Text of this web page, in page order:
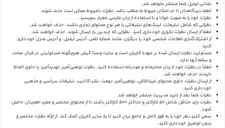
نشانی ایمیل شما منتشر نخواهد شد.
لطفا دیدگاهتان تا حد امکان مربوط به مطلب باشد. نظرات نامربوط ممکن است حذف شوند.
نظرات خود را به صورت خوانا و با استفاده از زبان فارسی معیار بنویسید.
نظراتی که شامل تبلیغات، لینک‌های تبلیغاتی یا هر نوع محتوای تجاری باشند، حذف خواهند شد.
لطفاً از ارسال نظرات تکراری خودداری کنید. نظراتی که چندین بار ارسال شوند، حذف خواهند شد.
از اشتراک‌گذاری اطلاعات شخصی خود یا دیگران، مانند شماره تلفن، آدرس ایمیل، و آدرس منزل خودداری
کنید.
مسئولیت نظرات ارسال شده بر عهده کاربران است و سایت وستا کیش هیچگونه مسئولیتی در قبال صحت
و سقم آنها ندارد.
لطفاً در نظرات خود از زبان محترمانه و مودبانه استفاده کنید. نظرات توهین‌آمیز، تهدیدآمیز، یا حاوی الفاظ
ناپسند حذف خواهند شد.
از ارسال نظرات حاوی محتوای غیراخلاقی، توهین‌آمیز، تهمت، نشر اکاذیب، تبلیغات سیاسی و مذهبی
خودداری کنید.
نظرات شما بعد از تایید مدیریت منتشر خواهد شد.
نظرات باید حداقل شامل 50 کاراکتر و حداکثر 500 کاراکتر باشند تا از محتوای مختصر و مفید اطمینان حاصل
شود.
سعی کنید نظر خود را به طور کامل و جامع بیان کنید تا به سایر کاربران کمک کند.از ارائه نظرات مختصر و
بدون توضیح خودداری کنید.